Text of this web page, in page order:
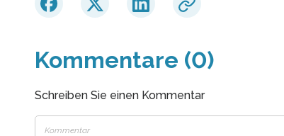
Kommentare (0)
Schreiben Sie einen Kommentar